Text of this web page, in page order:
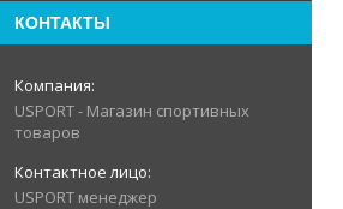
КОНТАКТЫ
USPORT - Магазин спортивных
товаров
USPORT менеджер